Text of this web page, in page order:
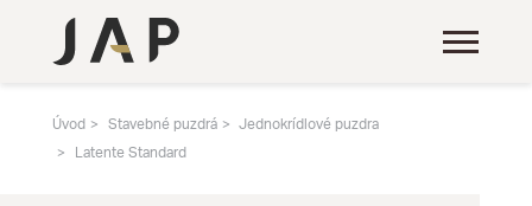
Úvod Stavebné puzdrá
Jednokrídlové puzdra
Latente Standard